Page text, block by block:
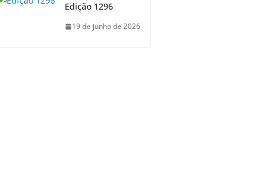
Edição 1296
19 de junho de 2026